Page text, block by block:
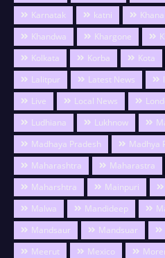
Karnatak
katni
Khandwa
Khargone
Kolkata
Korba Kota
Lalitpur
Latest News
Live
Local News
Ludhiana
Lukhnow
Madhaya Pradesh
Madhya
Maharashtra
Maharastra
Maharshtra
Mainpuri
Malwa
Mandideep
Mandsaur
Mandsuar
Meerut
Mexico